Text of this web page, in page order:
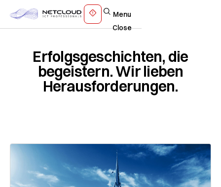
Menu
Close
Erfolgsgeschichten, die
begeistern. Wir lieben
Herausforderungen.